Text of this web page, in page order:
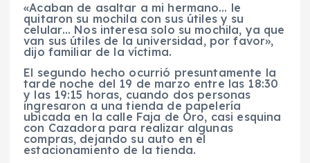
«Acaban de asaltar a mi hermano… le
quitaron su mochila con sus útiles y su
celular… Nos interesa solo su mochila, ya que
van sus útiles de la universidad, por favor»,
dijo familiar de la víctima.
El segundo hecho ocurrió presuntamente la
tarde noche del 19 de marzo entre las 18:30
y las 19:15 horas, cuando dos personas
ingresaron a una tienda de papelería
ubicada en la calle Faja de Oro, casi esquina
con Cazadora para realizar algunas
compras, dejando su auto en el
estacionamiento de la tienda.